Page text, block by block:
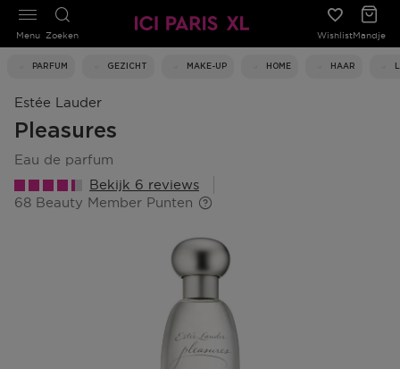
Zoeken WishlistMandje
PARFUM GEZICHT MAKE-UP HOME HAAR
Menu
Estée Lauder
Pleasures
eau de parfum
Bekijk 6 reviews
68 Beauty Member Punten